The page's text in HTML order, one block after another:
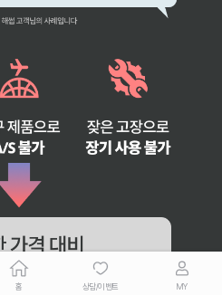
홈 상담/이벤트 MY